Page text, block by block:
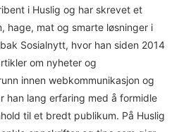
i Huslig og har skrevet et
hage, mat og smarte løsninger i
Sosialnytt, hvor han siden 2014
om nyheter og
innen webkommunikasjon og
han lang erfaring med å formidle
til et bredt publikum. På Huslig